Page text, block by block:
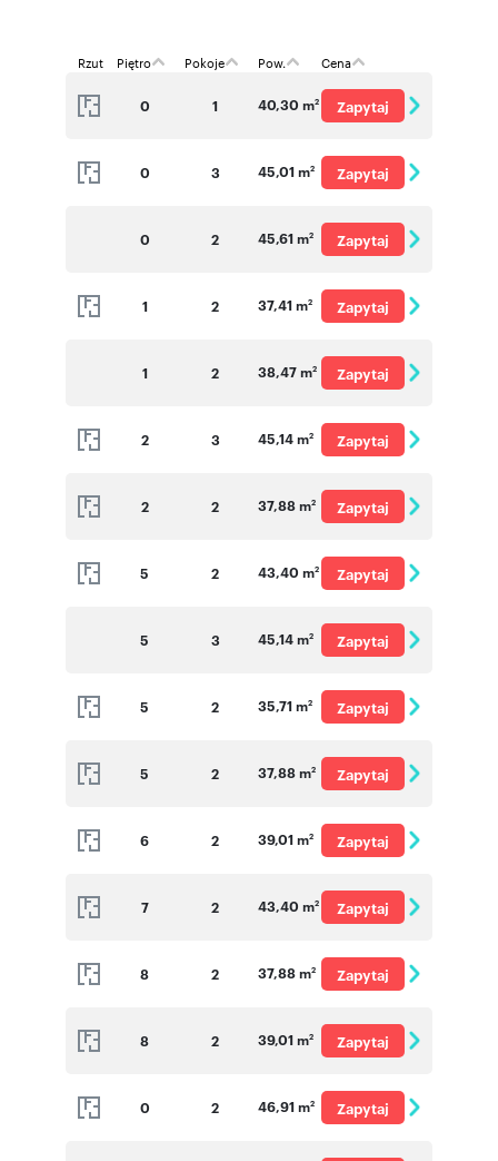
Rzut Piętro Pokoje Pow. Cena
0 1 40,30 m2
Zapytaj
0 3 45,01 m2
Zapytaj
0 2 45,61 m2
Zapytaj
1 2 37,41 m2
Zapytaj
1 2 38,47 m2
Zapytaj
2 3 45,14 m2
Zapytaj
2 2 37,88 m2
Zapytaj
5 2 43,40 m2
Zapytaj
5 3 45,14 m2
Zapytaj
5 2 35,71 m2
Zapytaj
5 2 37,88 m2
Zapytaj
6 2 39,01 m2
Zapytaj
7 2 43,40 m2
Zapytaj
8 2 37,88 m2
Zapytaj
8 2 39,01 m2
Zapytaj
0 2 46,91 m2
Zapytaj